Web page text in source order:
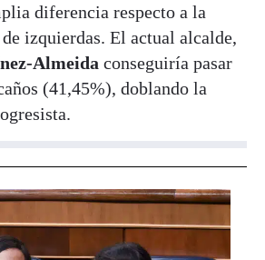
diferencia respecto a la
izquierdas. El actual alcalde,
Almeida conseguiría pasar
(41,45%), doblando la